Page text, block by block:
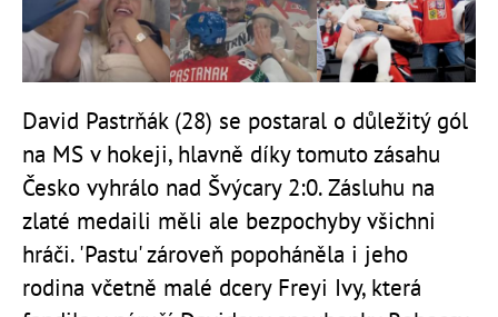
David Pastrňák (28) se postaral o důležitý gól
na MS v hokeji, hlavně díky tomuto zásahu
Česko vyhrálo nad Švýcary 2:0. Zásluhu na
zlaté medaili měli ale bezpochyby všichni
hráči. 'Pastu' zároveň popoháněla i jeho
rodina včetně malé dcery Freyi Ivy, která